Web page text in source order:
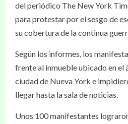
del periódico The New York
para protestar por el sesgo de
su cobertura de la continua
Según los informes, los
frente al inmueble ubicado en el
ciudad de Nueva York e
llegar hasta la sala de noticias.
Unos 100 manifestantes